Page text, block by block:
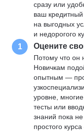
сразу или
ваш кредитный
на выгодных
и недорогого
1 Оцените
Потому что он
Новичкам
опытным —
уровне,
тесты или
знаний пока
простого